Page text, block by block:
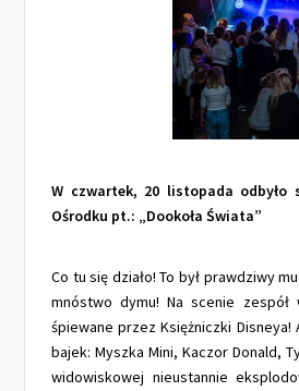
W czwartek, 20 listopada odbyło
Ośrodku pt.: „Dookoła Świata”
Co tu się działo! To był prawdziwy
mnóstwo dymu! Na scenie
śpiewane przez Księżniczki
bajek: Myszka Mini, Kaczor Donald,
widowiskowej nieustannie